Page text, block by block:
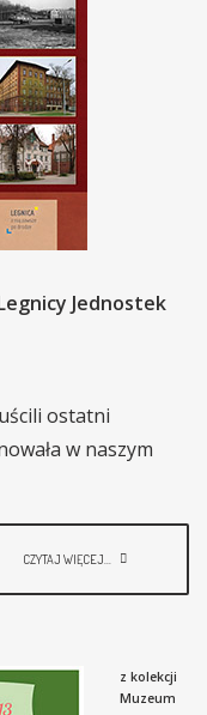
Jednostek
ostatni
w naszym
CZYTAJ WIĘCEJ...
z kolekcji
Muzeum